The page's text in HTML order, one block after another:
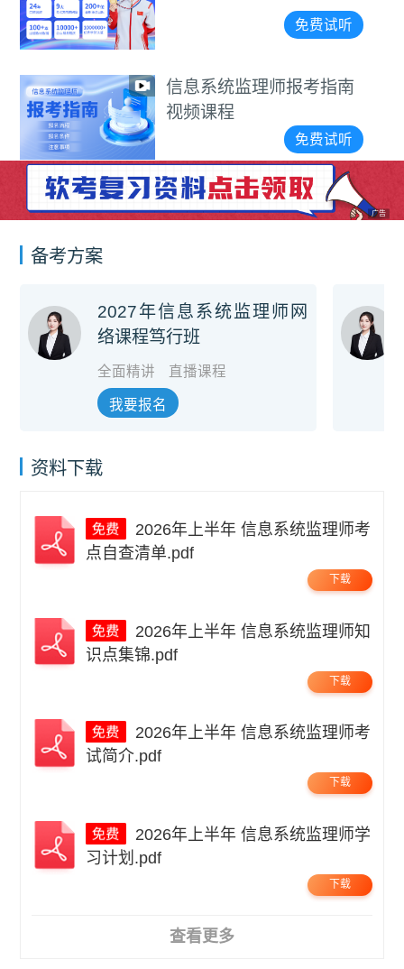
免费试听
信息系统监理师报考指南
视频课程
免费试听
广告
备考方案
2027年信息系统监理师网
络课程笃行班
全面精讲 直播课程
我要报名
资料下载
点自查清单.pdf
下载
识点集锦.pdf
下载
试简介.pdf
下载
习计划.pdf
下载
查看更多